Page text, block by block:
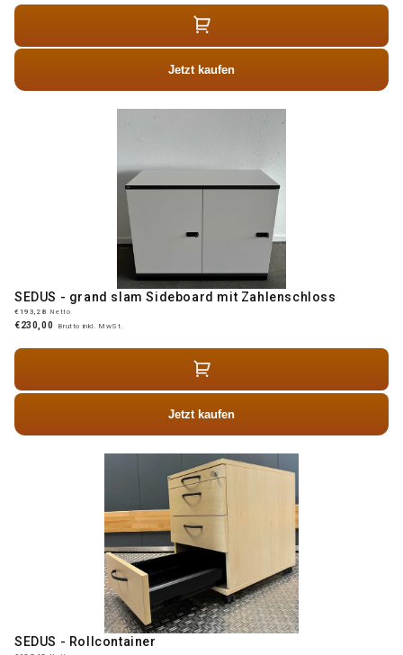
Jetzt kaufen
SEDUS - grand slam Sideboard mit Zahlenschloss
€193,28 Netto
€230,00 Brutto inkl. MwSt.
Jetzt kaufen
SEDUS - Rollcontainer